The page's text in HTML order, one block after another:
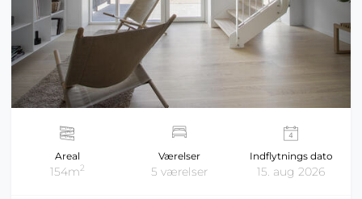
Areal
154m2
Værelser
5 værelser
Indflytnings dato
15. aug 2026